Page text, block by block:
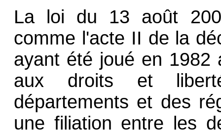
La loi du 13 août
comme l'acte II de la
ayant été joué en
aux droits et
départements et des
une filiation entre les